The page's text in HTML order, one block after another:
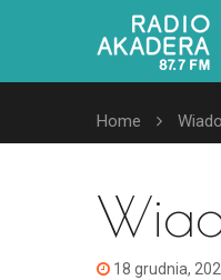
Home
18 grudnia,